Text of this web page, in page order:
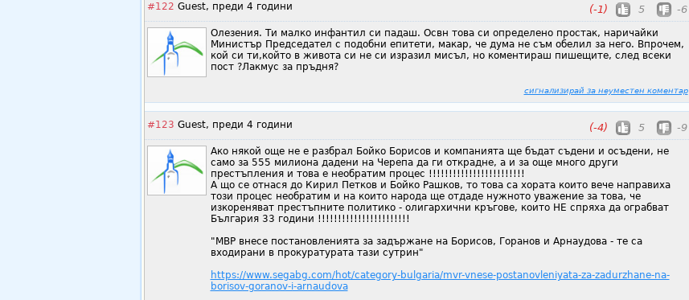
#122 Guest, преди 4 години (-1) 5 -6
Олезения. Ти малко инфантил си падаш. Освн това си определено простак, наричайки
Министър Председател с подобни епитети, макар, че дума не съм обелил за него. Впрочем,
кой си ти,който в живота си не си изразил мисъл, но коментираш пишещите, след всеки
пост ?Лакмус за пръдня?
сигнализирай за неуместен коментар
#123 Guest, преди 4 години (-4) 5 -9
Ако някой още не е разбрал Бойко Борисов и компанията ще бъдат съдени и осъдени, не
само за 555 милиона дадени на Черепа да ги открадне, а и за още много други
престъпления и това е необратим процес !!!!!!!!!!!!!!!!!!!!!!!!
А що се отнася до Кирил Петков и Бойко Рашков, то това са хората които вече направиха
този процес необратим и на които народа ще отдаде нужното уважение за това, че
изкореняват престъпните политико - олигархични кръгове, които НЕ спряха да ограбват
България 33 години !!!!!!!!!!!!!!!!!!!!!!!
"МВР внесе постановленията за задържане на Борисов, Горанов и Арнаудова - те са
входирани в прокуратурата тази сутрин"
https://www.segabg.com/hot/category-bulgaria/mvr-vnese-postanovleniyata-za-zadurzhane-na-
borisov-goranov-i-arnaudova